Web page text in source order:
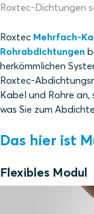
Roxtec-Dichtungen
Roxtec Mehrfach-
Rohrabdichtungen
herkömmlichen
Roxtec-
Kabel und Rohre an,
was Sie zum
Das hier ist
Flexibles Modul